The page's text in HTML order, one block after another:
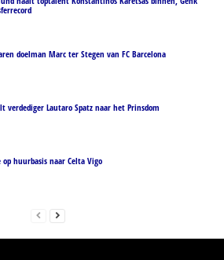
doelman Marc ter Stegen van FC Barcelona
verdediger Lautaro Spatz naar het Prinsdom
op huurbasis naar Celta Vigo